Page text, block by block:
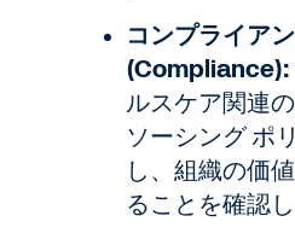
コンプライア
(Compliance):
ルスケア関連
ソーシング ポ
し、組織の価
ることを確認し